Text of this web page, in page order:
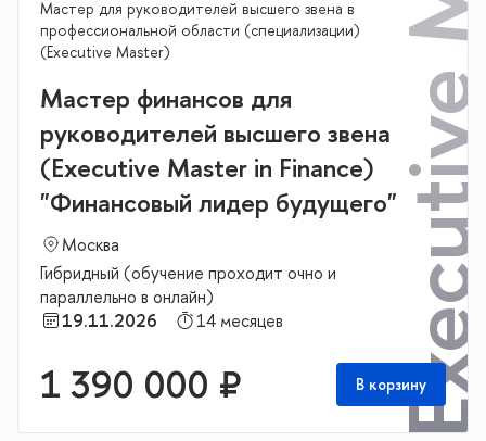
Мастер для руководителей высшего звена в
профессиональной области (специализации)
(Executive Master)
Мастер финансов для
руководителей высшего звена
(Executive Master in Finance)
"Финансовый лидер будущего"
Москва
Гибридный (обучение проходит очно и
параллельно в онлайн)
19.11.2026
14 месяцев
1 390 000 ₽ В корзину